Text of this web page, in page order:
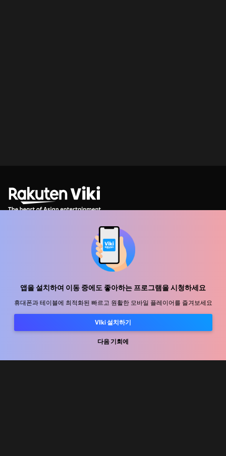
앱을 설치하여 이동 중에도 좋아하는 프로그램을 시청하세요
휴대폰과 테이블에 최적화된 빠르고 원활한 모바일 플레이어를 즐겨보세요
VIki 설치하기
다음 기회에
유통 파트너
사용 약관